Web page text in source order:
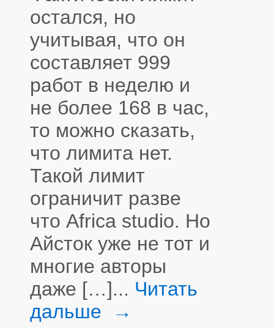
остался, но
учитывая, что он
составляет 999
работ в неделю и
не более 168 в час,
то можно сказать,
что лимита нет.
Такой лимит
ограничит разве
что Africa studio. Но
Айсток уже не тот и
многие авторы
даже […]... Читать
дальше →